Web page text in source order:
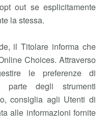
out se esplicitamente
la stessa.
il Titolare informa che
Choices. Attraverso
le preferenze di
parte degli strumenti
consiglia agli Utenti di
alle informazioni fornite